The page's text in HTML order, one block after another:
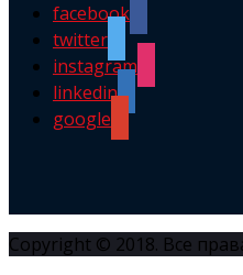
facebook
twitter
instagram
linkedin
google
Copyright © 2018. Все